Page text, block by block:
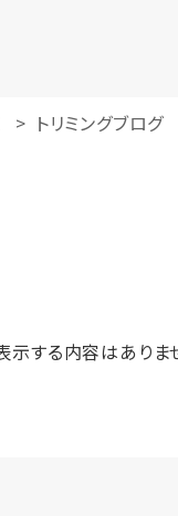
トリミングブログ
示する内容はありま